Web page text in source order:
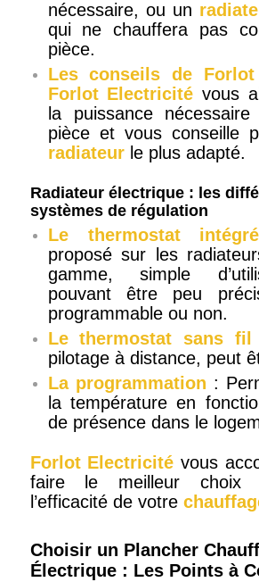
nécessaire, ou un
qui ne chauffera pas
pièce.
Les conseils de
Forlot Electricité vous
la puissance
pièce et vous conseille
radiateurle plus adapté.
Radiateur électrique : les
systèmes de régulation
Le thermostat intégré
proposé sur les
gamme, simple
pouvant être peu
programmable ou non.
Le thermostat sans fil
pilotage à distance, peut
La programmation :
la température en
de présence dans le
Forlot Electricité vous
faire le meilleur choix
l’efficacité de votre
Choisir un Plancher
Électrique : Les Points à